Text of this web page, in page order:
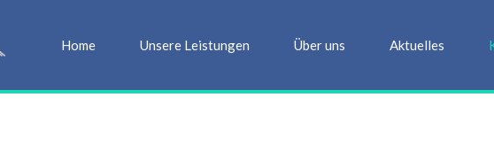
Home Unsere Leistungen Über uns Aktuelles